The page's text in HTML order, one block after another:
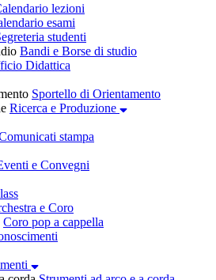
lezioni
esami
studenti
Bandi e Borse di studio
Didattica
Sportello di Orientamento
Ricerca e Produzione
stampa
e Convegni
e Coro
Coro pop a cappella